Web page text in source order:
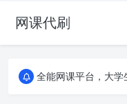
网课代刷
AI论文写作平台，根
全能网课平台，大学生网课、
全能网课平台，大学生网课、